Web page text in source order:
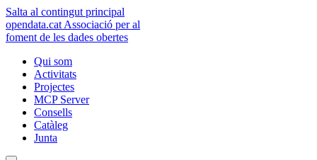
Salta al contingut principal
opendata.cat Associació per al
foment de les dades obertes
Qui som
Activitats
Projectes
MCP Server
Consells
Catàleg
Junta